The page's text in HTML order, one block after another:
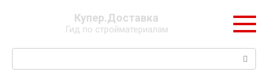
Купер.Доставка
Гид по стройматериалам
Поиск: